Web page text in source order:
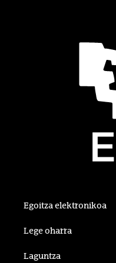
Egoitza elektronikoa
Lege oharra
Laguntza